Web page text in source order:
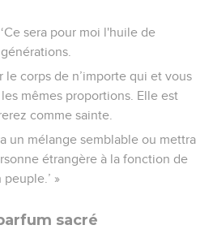
sera pour moi l'huile de
le corps de n’importe qui et vous
mêmes proportions. Elle est
comme sainte.
un mélange semblable ou mettra
étrangère à la fonction de
»
sacré